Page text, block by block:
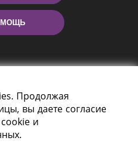
Продолжая
вы даете согласие
и